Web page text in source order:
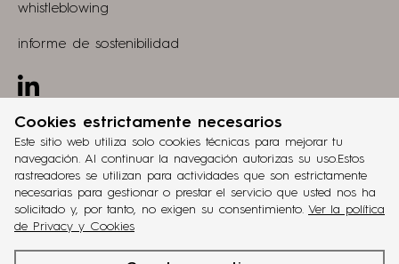
whistleblowing
informe de sostenibilidad
Linkedin
proyecto
grucciadesign.
desarrollo
Workup®
ita eng fra deu esp
cinquanta3es una marcaBattistella Company. C.I.F. n°
Cookies estrictamente necesarios
Este sitio web utiliza solo cookies técnicas para mejorar tu
navegación. Al continuar la navegación autorizas su uso.Estos
rastreadores se utilizan para actividades que son estrictamente
necesarias para gestionar o prestar el servicio que usted nos ha
solicitado y, por tanto, no exigen su consentimiento. Ver la política
de Privacy y Cookies